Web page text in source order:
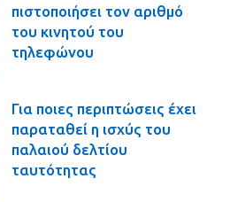
πιστοποιήσει τον αριθμό
του κινητού του
τηλεφώνου
Για ποιες περιπτώσεις έχει
παραταθεί η ισχύς του
παλαιού δελτίου
ταυτότητας